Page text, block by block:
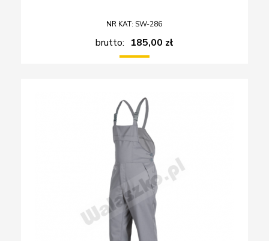
NR KAT: SW-286
brutto: 185,00 zł